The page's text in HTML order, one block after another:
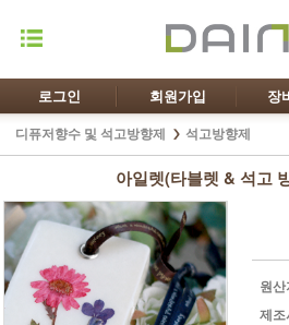
로그인 회원가입 장
디퓨저향수 및 석고방향제 석고방향제
아일렛(타블렛 & 석고
원산
제조